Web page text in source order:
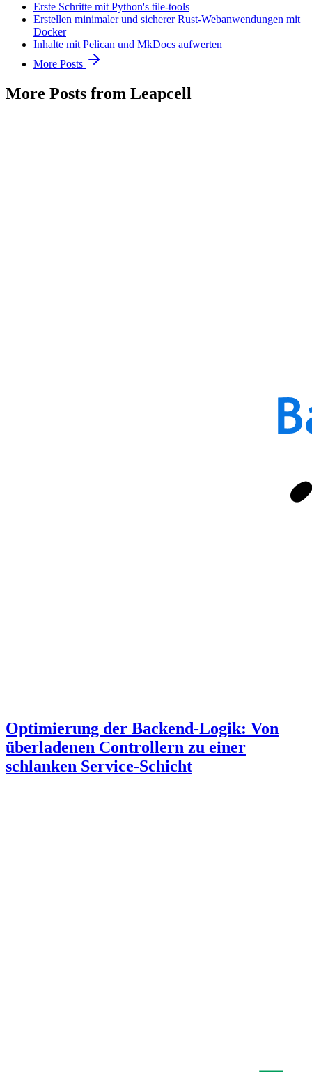
Erste Schritte mit Python's tile-tools
Erstellen minimaler und sicherer Rust-Webanwendungen mit
Docker
Inhalte mit Pelican und MkDocs aufwerten
More Posts
More Posts from Leapcell
Optimierung der Backend-Logik: Von
überladenen Controllern zu einer
schlanken Service-Schicht